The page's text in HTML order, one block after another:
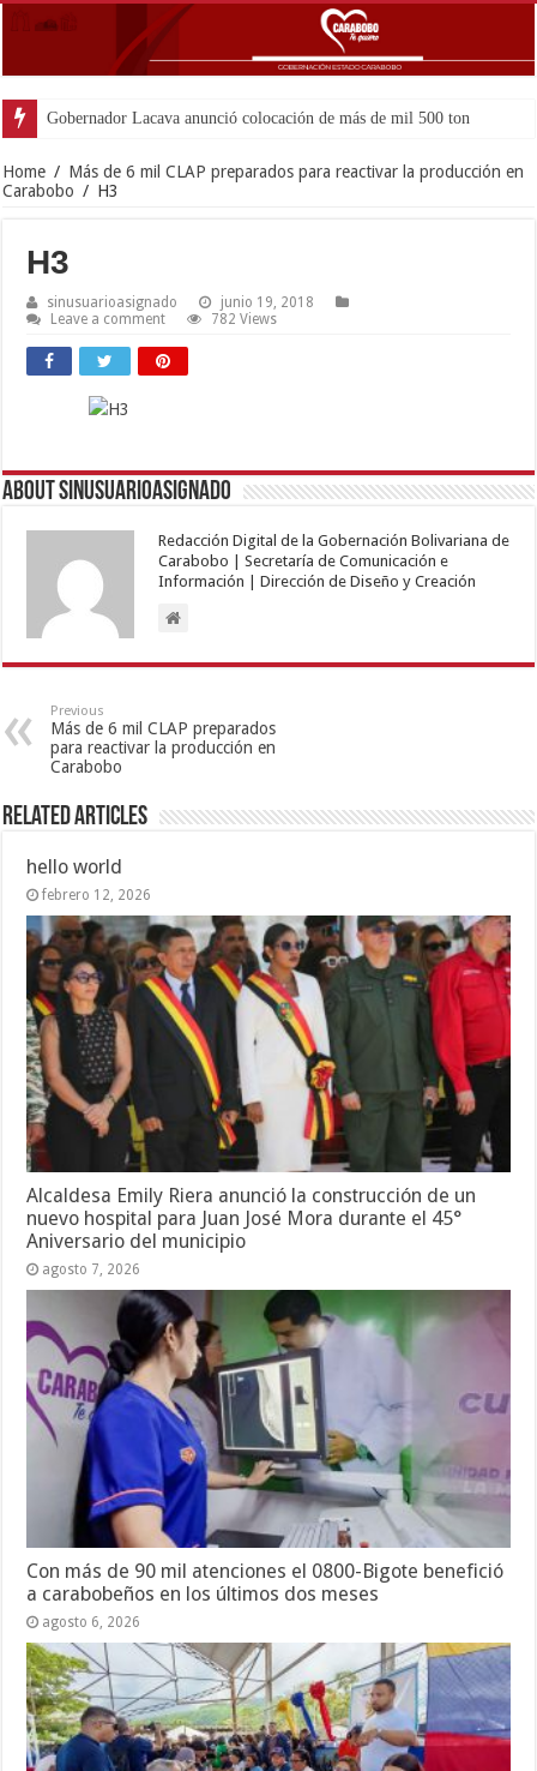
Home / Más de 6 mil CLAP preparados para reactivar la producción en
Carabobo / H3
H3
sinusuarioasignado
junio 19, 2018
Leave a comment
782 Views
About sinusuarioasignado
Redacción Digital de la Gobernación Bolivariana de
Carabobo | Secretaría de Comunicación e
Información | Dirección de Diseño y Creación
Previous
Más de 6 mil CLAP preparados
para reactivar la producción en
Carabobo
Related Articles
hello world
febrero 12, 2026
Alcaldesa Emily Riera anunció la construcción de un
nuevo hospital para Juan José Mora durante el 45°
Aniversario del municipio
agosto 7, 2026
Con más de 90 mil atenciones el 0800-Bigote benefició
a carabobeños en los últimos dos meses
agosto 6, 2026